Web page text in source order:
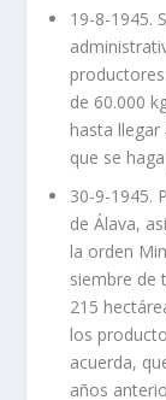
19-8-1945.
de 60.000
hasta
que se
30-9-1945.
de Álava,
la orden
siembre de
215
los
acuerda,
años